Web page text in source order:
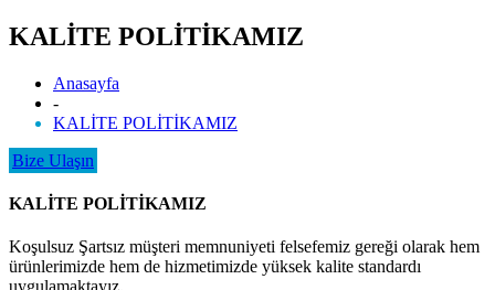
KALİTE POLİTİKAMIZ
Anasayfa
-
KALİTE POLİTİKAMIZ
Bize Ulaşın
KALİTE POLİTİKAMIZ
Koşulsuz Şartsız müşteri memnuniyeti felsefemiz gereği olarak hem
ürünlerimizde hem de hizmetimizde yüksek kalite standardı